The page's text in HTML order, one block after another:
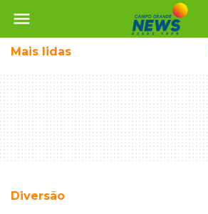
menu
Mais lidas
Diversão